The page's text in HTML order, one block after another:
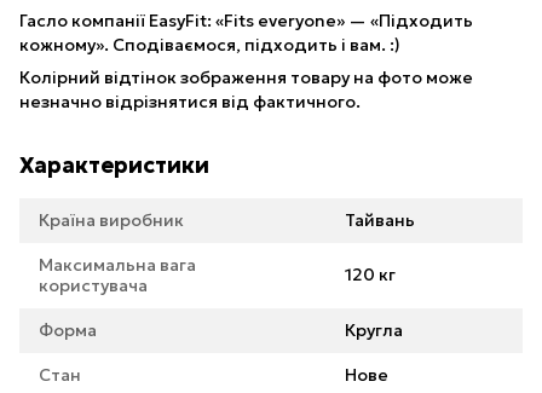
Гасло компанії EasyFit: «Fits everyone» — «Підходить
кожному». Сподіваємося, підходить і вам. :)
Колірний відтінок зображення товару на фото може
незначно відрізнятися від фактичного.
Характеристики
Країна виробник Тайвань
Максимальна вага
користувача
120 кг
Форма Кругла
Стан Нове